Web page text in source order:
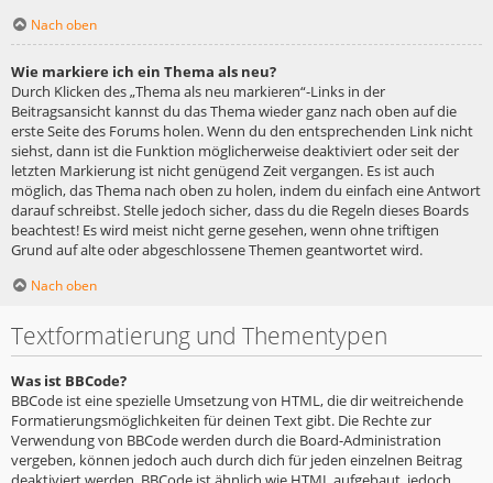
Nach oben
Wie markiere ich ein Thema als neu?
Durch Klicken des „Thema als neu markieren“-Links in der
Beitragsansicht kannst du das Thema wieder ganz nach oben auf die
erste Seite des Forums holen. Wenn du den entsprechenden Link nicht
siehst, dann ist die Funktion möglicherweise deaktiviert oder seit der
letzten Markierung ist nicht genügend Zeit vergangen. Es ist auch
möglich, das Thema nach oben zu holen, indem du einfach eine Antwort
darauf schreibst. Stelle jedoch sicher, dass du die Regeln dieses Boards
beachtest! Es wird meist nicht gerne gesehen, wenn ohne triftigen
Grund auf alte oder abgeschlossene Themen geantwortet wird.
Nach oben
Textformatierung und Thementypen
Was ist BBCode?
BBCode ist eine spezielle Umsetzung von HTML, die dir weitreichende
Formatierungsmöglichkeiten für deinen Text gibt. Die Rechte zur
Verwendung von BBCode werden durch die Board-Administration
vergeben, können jedoch auch durch dich für jeden einzelnen Beitrag